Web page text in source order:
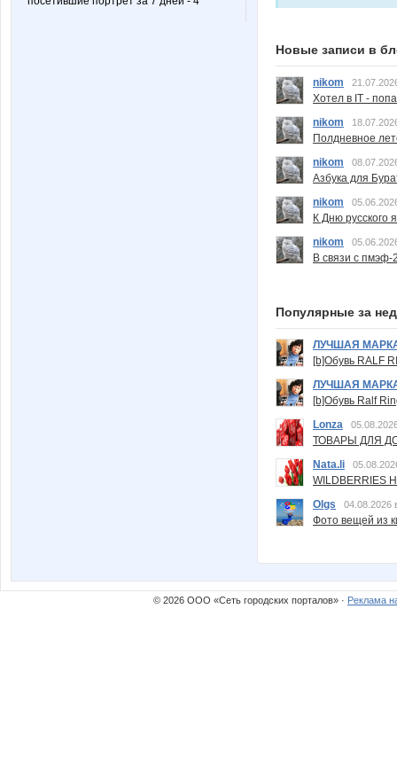
Новые записи в
nikom
Хотел в IT -
nikom
Полдневное
nikom
Азбука для
nikom
К Дню русского
nikom
В связи с пмэф-
Популярные за
ЛУЧШАЯ
[b]Обувь RALF
ЛУЧШАЯ
[b]Обувь Ralf
Lonza
ТОВАРЫ ДЛЯ
Nata.li
Olgs
04.08.2026
Фото вещей из
© 2026 ООО «Сеть городских порталов» · Реклама